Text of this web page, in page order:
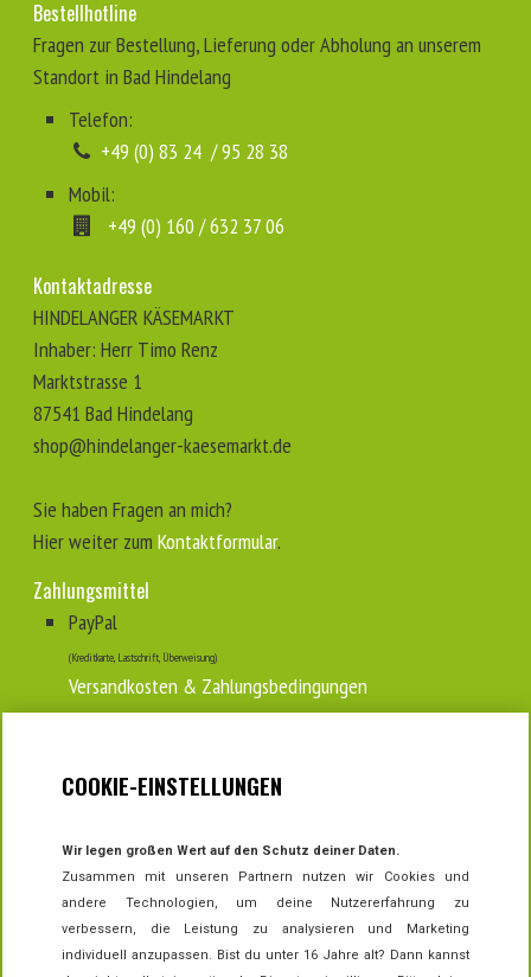
Bestellhotline
Fragen zur Bestellung, Lieferung oder Abholung an unserem
Standort in Bad Hindelang
Telefon:
+49 (0) 83 24 / 95 28 38
Mobil:
+49 (0) 160 / 632 37 06
Kontaktadresse
HINDELANGER KÄSEMARKT
Inhaber: Herr Timo Renz
Marktstrasse 1
87541 Bad Hindelang
shop@hindelanger-kaesemarkt.de
Sie haben Fragen an mich?
Hier weiter zum Kontaktformular.
Zahlungsmittel
PayPal
(Kreditkarte, Lastschrift, Überweisung)
Versandkosten & Zahlungsbedingungen
Aufbewahrung & Lagerung ⁣
VERTRAG WIDERRUFEN
COOKIE-EINSTELLUNGEN
Wir legen großen Wert auf den Schutz deiner Daten.
Zusammen mit unseren Partnern nutzen wir Cookies und
andere Technologien, um deine Nutzererfahrung zu
verbessern, die Leistung zu analysieren und Marketing
individuell anzupassen. Bist du unter 16 Jahre alt? Dann kannst